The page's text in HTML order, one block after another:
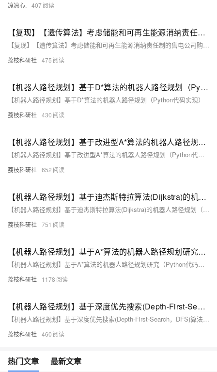
凉凉心. 407
【复现】【遗传算法】考虑储能和可再生能源消纳责任制的售电公司购售电策略（Python代码实现）
【复现】【遗传算法】考虑储能和可再生能源消纳责任制的售电公司购售电策略（Python代码实现）
荔枝科研社 475
【机器人路径规划】基于D*算法的机器人路径规划（Python代码实现）
【机器人路径规划】基于D*算法的机器人路径规划（Python代码实现）
荔枝科研社 430
【机器人路径规划】基于改进型A*算法的机器人路径规划（Python代码实现）
【机器人路径规划】基于改进型A*算法的机器人路径规划（Python代码实现）
荔枝科研社 652
【机器人路径规划】基于迪杰斯特拉算法(Dijkstra)的机器人路径规划（Python代码实现）
【机器人路径规划】基于迪杰斯特拉算法(Dijkstra)的机器人路径规划（Python代码实现）
荔枝科研社 751
【机器人路径规划】基于A*算法的机器人路径规划研究（Python代码实现）
【机器人路径规划】基于A*算法的机器人路径规划研究（Python代码实现）
荔枝科研社 1178
【机器人路径规划】基于深度优先搜索(Depth-First-Search，DFS)算法的机器人路径规划（Python代码实现）
【机器人路径规划】基于深度优先搜索(Depth-First-Search，DFS)算法的机器人路径规划（Python代码实现）
荔枝科研社 460
热门文章 最新文章